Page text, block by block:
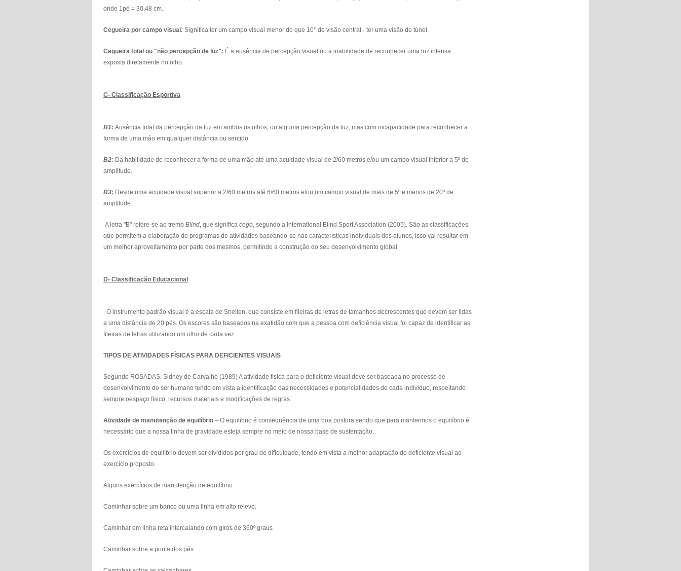
onde 1pé = 30,48 cm.
Cegueira por campo visual : Significa ter um campo visual menor do que 10° de visão central - ter uma visão de túnel.
Cegueira total ou "não percepção de luz": É a ausência de percepção visual ou a inabilidade de reconhecer uma luz intensa
exposta diretamente no olho.
C- Classificação Esportiva
B1: Ausência total da percepção da luz em ambos os olhos, ou alguma percepção da luz, mas com incapacidade para reconhecer a
forma de uma mão em qualquer distância ou sentido.
B2: Da habilidade de reconhecer a forma de uma mão até uma acuidade visual de 2/60 metros e/ou um campo visual inferior a 5º de
amplitude.
B3: Desde uma acuidade visual superior a 2/60 metros até 6/60 metros e/ou um campo visual de mais de 5º e menos de 20º de
amplitude.
A letra "B" refere-se ao tremo Blind, que significa cego, segundo a International Blind Sport Association (2005). São as classificações
que permitem a elaboração de programas de atividades baseando-se nas características individuais dos alunos, isso vai resultar em
um melhor aproveitamento por parte dos mesmos, permitindo a construção do seu desenvolvimento global
D- Classificação Educacional
O instrumento padrão visual é a escala de Snellen, que consiste em fileiras de letras de tamanhos decrescentes que devem ser lidas
a uma distância de 20 pés. Os escores são baseados na exatidão com que a pessoa com deficiência visual foi capaz de identificar as
fileiras de letras utilizando um olho de cada vez.
TIPOS DE ATIVIDADES FÍSICAS PARA DEFICIENTES VISUAIS
Segundo ROSADAS, Sidney de Carvalho (1989) A atividade física para o deficiente visual deve ser baseada no processo de
desenvolvimento do ser humano tendo em vista a identificação das necessidades e potencialidades de cada individuo, respeitando
sempre oespaço físico, recursos materiais e modificações de regras.
Atividade de manutenção de equilíbrio – O equilíbrio é conseqüência de uma boa postura sendo que para mantermos o equilíbrio é
necessário que a nossa linha de gravidade esteja sempre no meio de nossa base de sustentação.
Os exercícios de equilíbrio devem ser divididos por grau de dificuldade, tendo em vista a melhor adaptação do deficiente visual ao
exercício proposto.
Alguns exercícios de manutenção de equilíbrio:
Caminhar sobre um banco ou uma linha em alto relevo.
Caminhar em linha reta intercalando com giros de 360º graus
Caminhar sobre a ponta dos pés